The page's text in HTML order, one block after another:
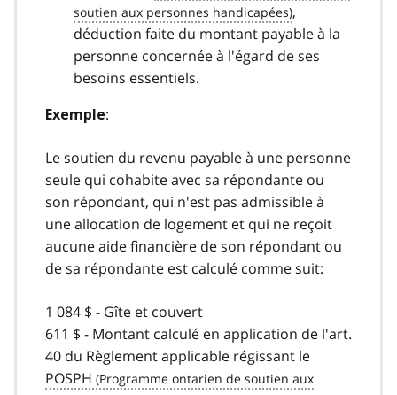
,
déduction faite du montant payable à la
personne concernée à l'égard de ses
besoins essentiels.
Exemple:
Le soutien du revenu payable à une personne
seule qui cohabite avec sa répondante ou
son répondant, qui n'est pas admissible à
une allocation de logement et qui ne reçoit
aucune aide financière de son répondant ou
de sa répondante est calculé comme suit:
1 084 $ - Gîte et couvert
611 $ - Montant calculé en application de l'art.
40 du Règlement applicable régissant le
POSPH